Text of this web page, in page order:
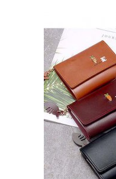
Nông nghiệp thực phẩm
Điện thoại & Phụ KIện
Home & Living
Jewelry & Accessories